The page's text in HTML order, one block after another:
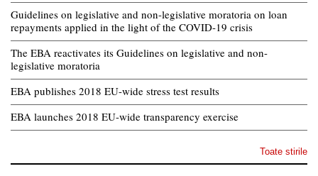
Guidelines on legislative and non-legislative moratoria on loan
repayments applied in the light of the COVID-19 crisis
The EBA reactivates its Guidelines on legislative and non-
legislative moratoria
EBA publishes 2018 EU-wide stress test results
EBA launches 2018 EU-wide transparency exercise
Toate stirile